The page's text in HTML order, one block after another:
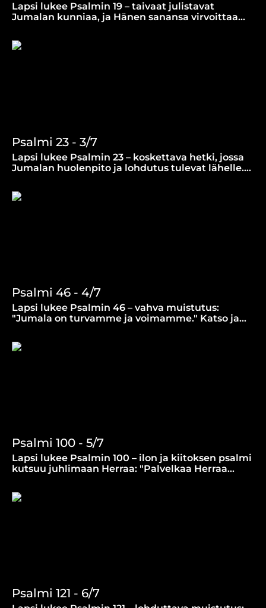
Lapsi lukee Psalmin 19 – taivaat julistavat
Jumalan kunniaa, ja Hänen sanansa virvoittaa
Psalmi 23 - 3/7
Lapsi lukee Psalmin 23 – koskettava hetki, jossa
Jumalan huolenpito ja lohdutus tulevat lähelle.
Psalmi 46 - 4/7
Lapsi lukee Psalmin 46 – vahva muistutus:
"Jumala on turvamme ja voimamme." Katso ja
Psalmi 100 - 5/7
Lapsi lukee Psalmin 100 – ilon ja kiitoksen psalmi
kutsuu juhlimaan Herraa: "Palvelkaa Herraa
Psalmi 121 - 6/7